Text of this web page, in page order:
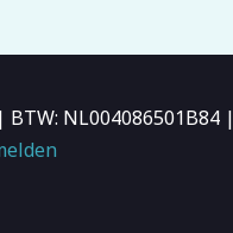
NL004086501B84 |